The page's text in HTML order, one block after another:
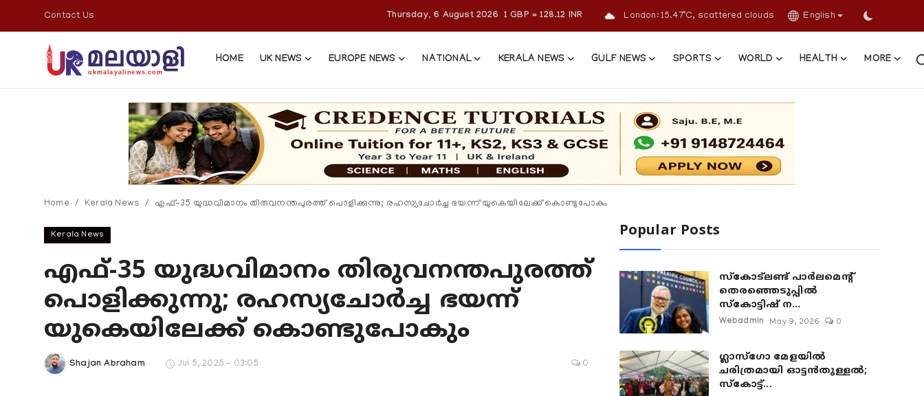
Contact Us Thursday, 6 August 2026 1 GBP = 128.12 INR London: 15.47°C, scattered clouds English
HOME UK NEWS EUROPE NEWS NATIONAL KERALA NEWS GULF NEWS SPORTS WORLD HEALTH MORE
Kerala News
Home Kerala News എഫ്-35 യുദ്ധവിമാനം തിരുവനന്തപുരത്ത് പൊളിക്കുന്നു; രഹസ്യചോര്‍ച്ച ഭയന്ന് യുകെയിലേക്ക് കൊണ്ടുപോകും
Kerala News
എഫ്-35 യുദ്ധവിമാനം തിരുവനന്തപുരത്ത്
പൊളിക്കുന്നു; രഹസ്യചോര്‍ച്ച ഭയന്ന്
യുകെയിലേക്ക് കൊണ്ടുപോകും
Shajan Abraham Jul 5, 2025 - 03:05 0
Popular Posts
സ്കോട്ലണ്ട് പാർലമെന്റ്
തെരഞ്ഞെടുപ്പിൽ
സ്കോട്ടിഷ് ന...
Webadmin May 9, 2026 0
ഗ്ലാസ്‌ഗോ മേളയിൽ
ചരിത്രമായി ഓട്ടൻതുള്ളൽ;
സ്‌കോട്ട്...